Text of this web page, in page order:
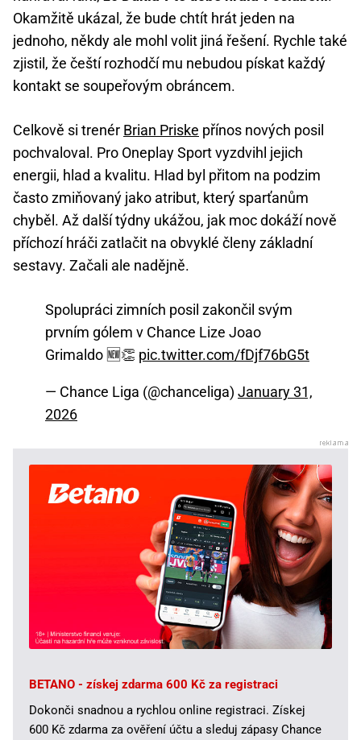
Okamžitě ukázal, že bude chtít hrát jeden na
jednoho, někdy ale mohl volit jiná řešení. Rychle také
zjistil, že čeští rozhodčí mu nebudou pískat každý
kontakt se soupeřovým obráncem.
Celkově si trenér Brian Priske přínos nových posil
pochvaloval. Pro Oneplay Sport vyzdvihl jejich
energii, hlad a kvalitu. Hlad byl přitom na podzim
často zmiňovaný jako atribut, který sparťanům
chyběl. Až další týdny ukážou, jak moc dokáží nově
příchozí hráči zatlačit na obvyklé členy základní
sestavy. Začali ale nadějně.
Spolupráci zimních posil zakončil svým
prvním gólem v Chance Lize Joao
Grimaldo 🆕👏 pic.twitter.com/fDjf76bG5t
— Chance Liga (@chanceliga) January 31,
2026
BETANO - získej zdarma 600 Kč za registraci
Dokonči snadnou a rychlou online registraci. Získej
600 Kč zdarma za ověření účtu a sleduj zápasy Chance